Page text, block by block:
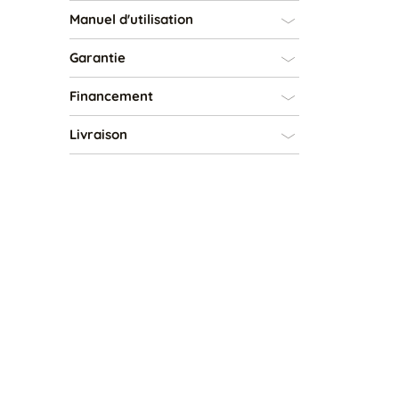
Manuel d'utilisation
Garantie
Financement
Livraison